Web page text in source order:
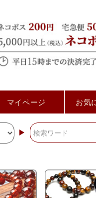
マイページ お気